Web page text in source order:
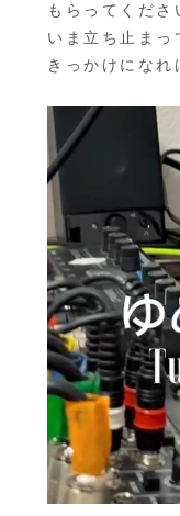
もらってくださ
いま立ち止まっ
きっかけになれ